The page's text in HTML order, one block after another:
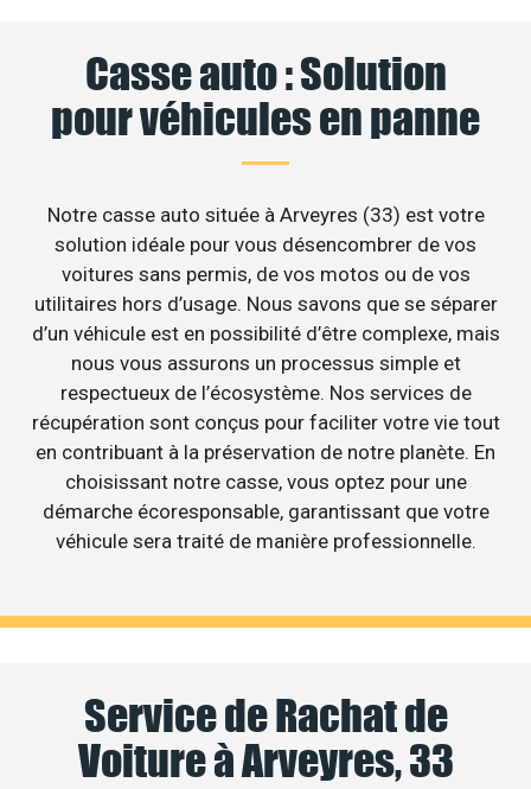
Casse auto : Solution
pour véhicules en panne
Notre casse auto située à Arveyres (33) est votre
solution idéale pour vous désencombrer de vos
voitures sans permis, de vos motos ou de vos
utilitaires hors d’usage. Nous savons que se séparer
d’un véhicule est en possibilité d’être complexe, mais
nous vous assurons un processus simple et
respectueux de l’écosystème. Nos services de
récupération sont conçus pour faciliter votre vie tout
en contribuant à la préservation de notre planète. En
choisissant notre casse, vous optez pour une
démarche écoresponsable, garantissant que votre
véhicule sera traité de manière professionnelle.
Service de Rachat de
Voiture à Arveyres, 33